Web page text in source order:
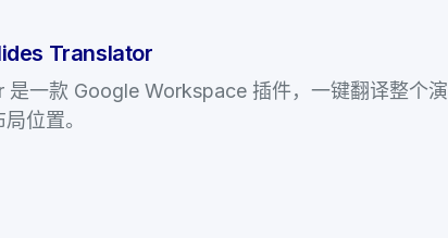
Translator
是一款 Google Workspace 插件，一键翻译整个
位置。